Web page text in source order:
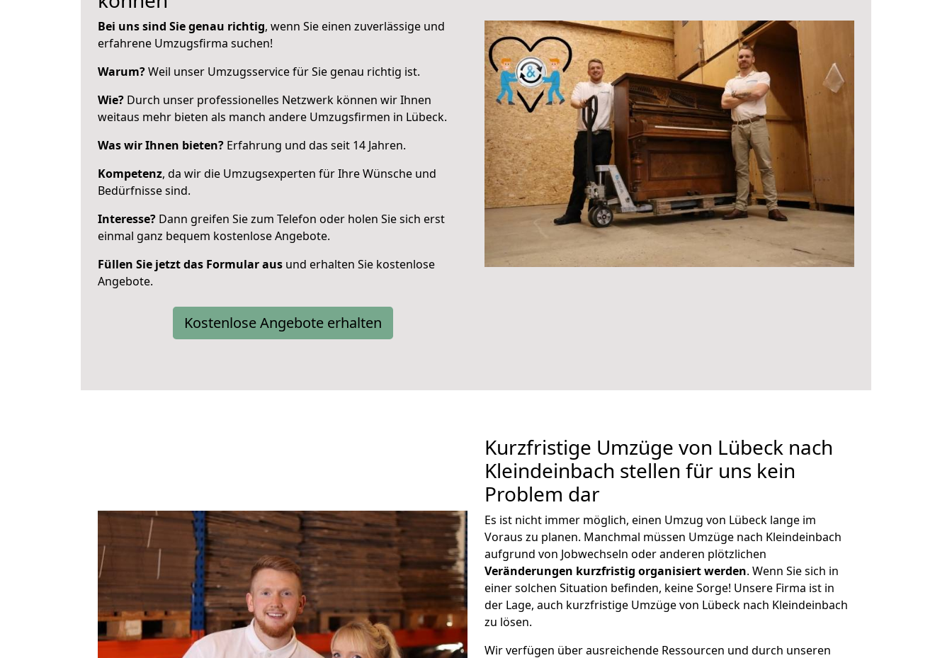
Bei uns sind Sie genau richtig, wenn Sie einen zuverlässige und
erfahrene Umzugsfirma suchen!
Warum?Weil unser Umzugsservice für Sie genau richtig ist.
Wie? Durch unser professionelles Netzwerk können wir Ihnen
weitaus mehr bieten als manch andere Umzugsfirmen in Lübeck.
Was wir Ihnen bieten? Erfahrung und das seit 14 Jahren.
Kompetenz, da wir die Umzugsexperten für Ihre Wünsche und
Bedürfnisse sind.
Interesse? Dann greifen Sie zum Telefon oder holen Sie sich erst
einmal ganz bequem kostenlose Angebote.
Füllen Sie jetzt das Formular aus und erhalten Sie kostenlose
Angebote.
Kostenlose Angebote erhalten
Kurzfristige Umzüge von Lübeck nach
Kleindeinbach stellen für uns kein
Problem dar
Es ist nicht immer möglich, einen Umzug von Lübeck lange im
Voraus zu planen. Manchmal müssen Umzüge nach Kleindeinbach
aufgrund von Jobwechseln oder anderen plötzlichen
Veränderungen kurzfristig organisiert werden. Wenn Sie sich in
einer solchen Situation befinden, keine Sorge! Unsere Firma ist in
der Lage, auch kurzfristige Umzüge von Lübeck nach Kleindeinbach
zu lösen.
Wir verfügen über ausreichende Ressourcen und durch unseren